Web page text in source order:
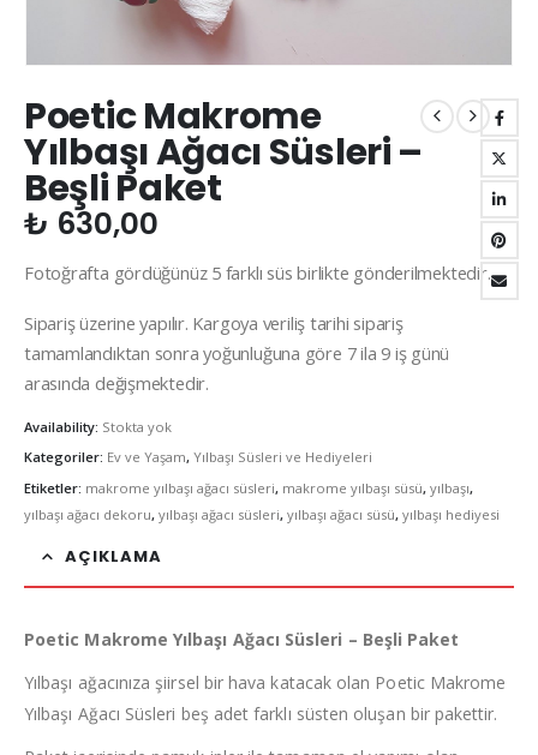
Poetic Makrome
Yılbaşı Ağacı Süsleri –
Beşli Paket
₺ 630,00
Fotoğrafta gördüğünüz 5 farklı süs birlikte gönderilmektedir.
Sipariş üzerine yapılır. Kargoya veriliş tarihi sipariş
tamamlandıktan sonra yoğunluğuna göre 7 ila 9 iş günü
arasında değişmektedir.
Availability: Stokta yok
Kategoriler: Ev ve Yaşam, Yılbaşı Süsleri ve Hediyeleri
Etiketler: makrome yılbaşı ağacı süsleri, makrome yılbaşı süsü, yılbaşı,
yılbaşı ağacı dekoru, yılbaşı ağacı süsleri, yılbaşı ağacı süsü, yılbaşı hediyesi
AÇIKLAMA
Poetic Makrome Yılbaşı Ağacı Süsleri – Beşli Paket
Yılbaşı ağacınıza şiirsel bir hava katacak olan Poetic Makrome
Yılbaşı Ağacı Süsleri beş adet farklı süsten oluşan bir pakettir.